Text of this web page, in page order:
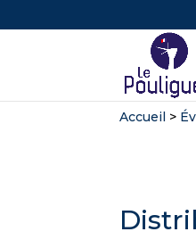
Accueil >